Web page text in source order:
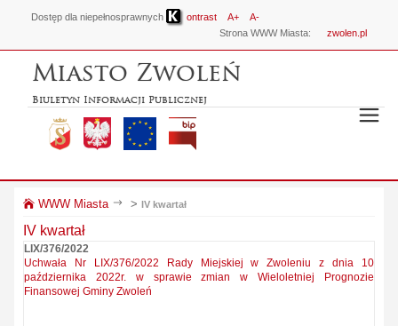
Dostęp dla niepełnosprawnych ontrast A+
A-
Strona WWW Miasta:
zwolen.pl
Miasto Zwoleń
Biuletyn Informacji Publicznej
WWW Miasta > IV kwartał
IV kwartał
LIX/376/2022
Uchwała Nr LIX/376/2022 Rady Miejskiej w Zwoleniu z dnia 10
października 2022r. w sprawie zmian w Wieloletniej Prognozie
Finansowej Gminy Zwoleń